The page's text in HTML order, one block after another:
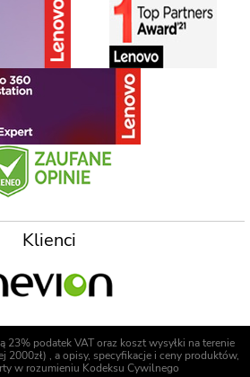
Klienci
23% podatek VAT oraz koszt wysyłki na terenie
2000zł) , a opisy, specyfikacje i ceny produktów,
w rozumieniu Kodeksu Cywilnego